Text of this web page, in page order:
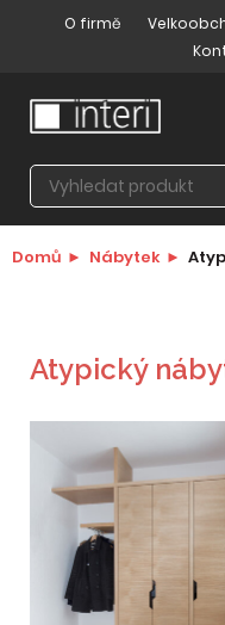
O firmě
Domů Nábytek
Atypický